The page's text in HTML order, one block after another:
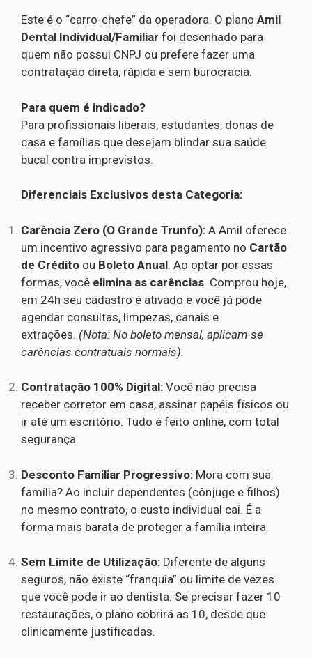
Este é o “carro-chefe” da operadora. O plano Amil
Dental Individual/Familiar foi desenhado para
quem não possui CNPJ ou prefere fazer uma
contratação direta, rápida e sem burocracia.
Para quem é indicado?
Para profissionais liberais, estudantes, donas de
casa e famílias que desejam blindar sua saúde
bucal contra imprevistos.
Diferenciais Exclusivos desta Categoria:
Carência Zero (O Grande Trunfo): A Amil oferece
um incentivo agressivo para pagamento no Cartão
de Crédito ou Boleto Anual. Ao optar por essas
formas, você elimina as carências. Comprou hoje,
em 24h seu cadastro é ativado e você já pode
agendar consultas, limpezas, canais e
extrações. (Nota: No boleto mensal, aplicam-se
carências contratuais normais).
Contratação 100% Digital: Você não precisa
receber corretor em casa, assinar papéis físicos ou
ir até um escritório. Tudo é feito online, com total
segurança.
Desconto Familiar Progressivo: Mora com sua
família? Ao incluir dependentes (cônjuge e filhos)
no mesmo contrato, o custo individual cai. É a
forma mais barata de proteger a família inteira.
Sem Limite de Utilização: Diferente de alguns
seguros, não existe “franquia” ou limite de vezes
que você pode ir ao dentista. Se precisar fazer 10
restaurações, o plano cobrirá as 10, desde que
clinicamente justificadas.